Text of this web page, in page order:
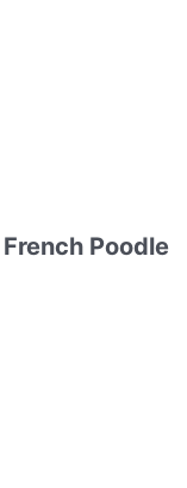
French Poodle